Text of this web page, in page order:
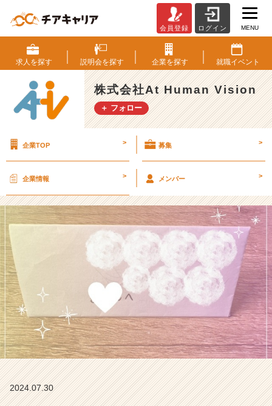
る
っ
と
投
稿
♪》
か
さ
た
「小
紙」。
開
て
み
る
と…？？
会員登録 ログイン MENU
求人を探す 説明会を探す 企業を探す 就職イベント
株式会社At Human Vision
＋ フォロー
企業TOP > 募集 >
企業情報 > メンバー >
2024.07.30